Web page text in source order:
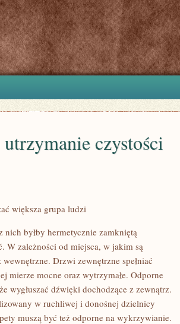
czystości
większa grupa ludzi
byłby hermetycznie zamkniętą
W zależności od miejsca, w jakim są
Drzwi zewnętrzne spełniać
mierze mocne oraz wytrzymałe. Odporne
wygłuszać dźwięki dochodzące z zewnątrz.
w ruchliwej i donośnej dzielnicy
muszą być też odporne na wykrzywianie.